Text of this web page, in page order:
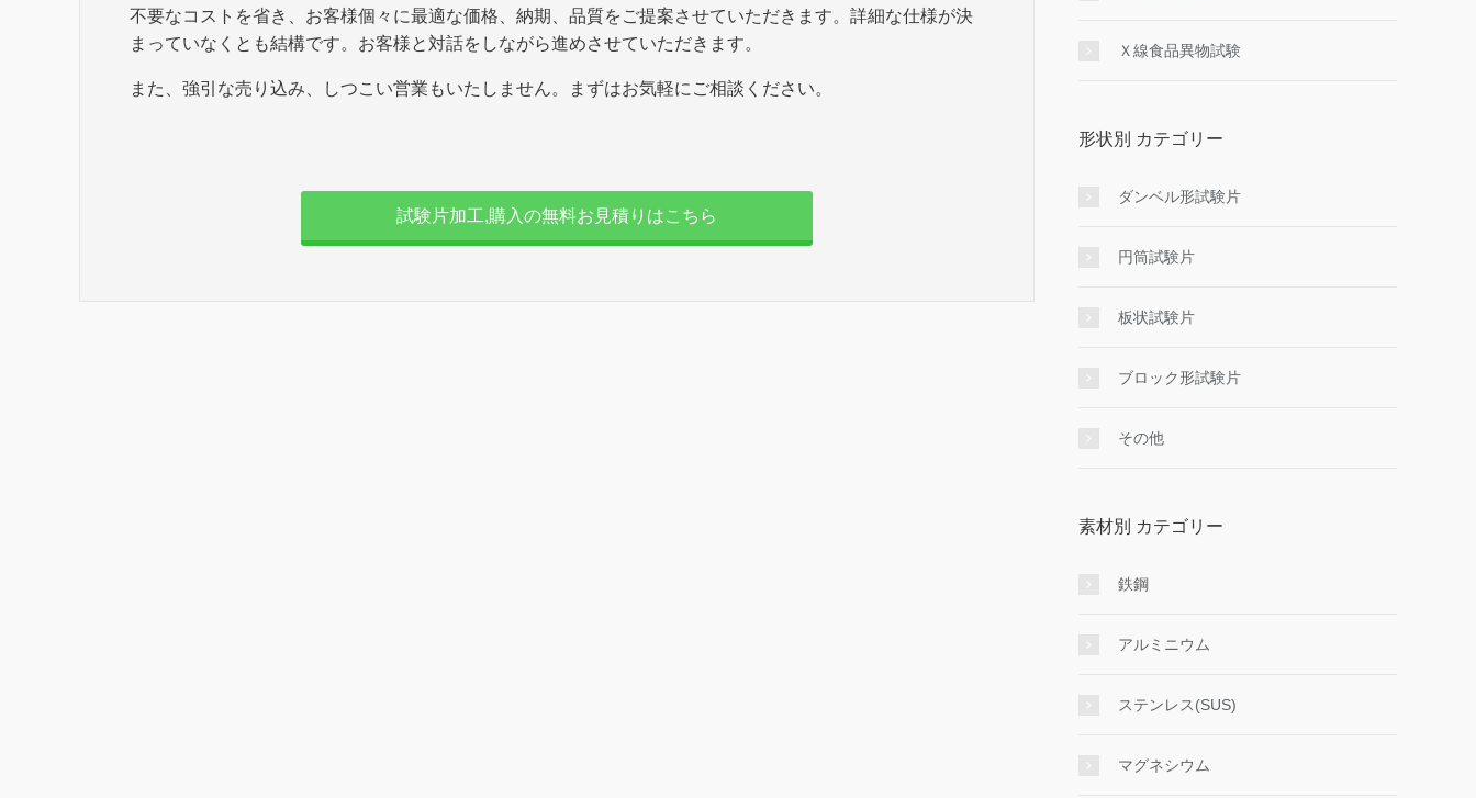
不要なコストを省き、お客様個々に最適な価格、納期、品質をご提案させていただきます。詳細な仕様が決
まっていなくとも結構です。お客様と対話をしながら進めさせていただきます。
また、強引な売り込み、しつこい営業もいたしません。まずはお気軽にご相談ください。
試験片加工,購入の無料お見積りはこちら
Ｘ線食品異物試験
形状別 カテゴリー
ダンベル形試験片
円筒試験片
板状試験片
ブロック形試験片
その他
素材別 カテゴリー
鉄鋼
アルミニウム
ステンレス(SUS)
マグネシウム